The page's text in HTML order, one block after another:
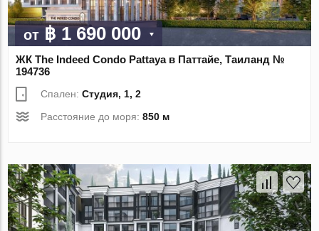
от ฿ 1 690 000
ЖК The Indeed Condo Pattaya в Паттайе, Таиланд №
194736
Спален:Студия, 1, 2
Расстояние до моря:850 м